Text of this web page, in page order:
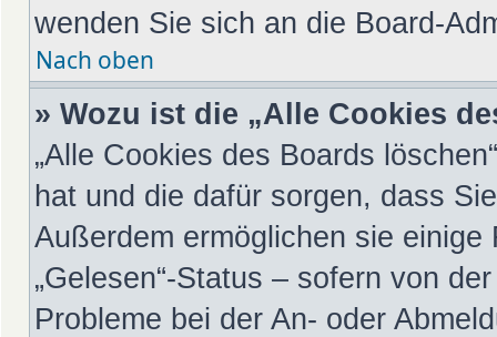
wenden Sie sich an die Board-
Nach oben
» Wozu ist die „Alle Cookies
„Alle Cookies des Boards
hat und die dafür sorgen, dass
Außerdem ermöglichen sie
„Gelesen“-Status – sofern von
Probleme bei der An- oder